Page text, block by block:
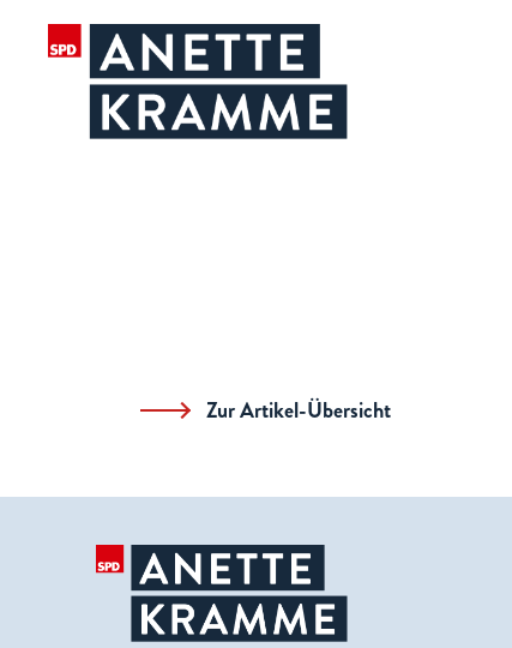
Zur Artikel-Übersicht